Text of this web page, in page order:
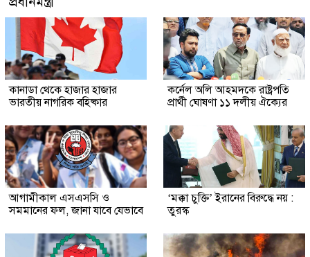
কানাডা থেকে হাজার হাজার
ভারতীয় নাগরিক বহিষ্কার
কর্নেল অলি আহমদকে রাষ্ট্রপতি
প্রার্থী ঘোষণা ১১ দলীয় ঐক্যের
আগামীকাল এসএসসি ও
সমমানের ফল, জানা যাবে যেভাবে
‘মক্কা চুক্তি’ ইরানের বিরুদ্ধে নয় :
তুরস্ক